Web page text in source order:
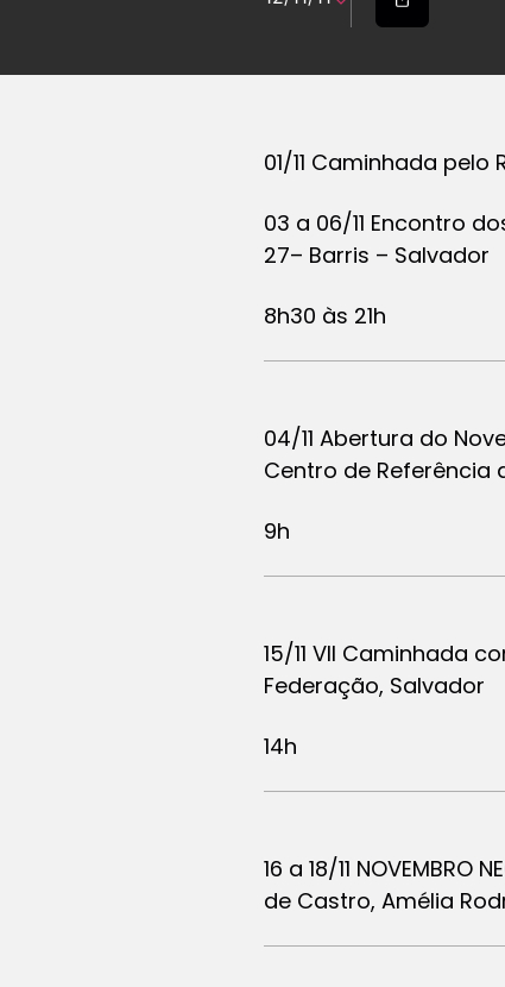
01/11 Caminhada
03 a 06/11 Encontro
27– Barris – Salvador
8h30 às 21h
04/11 Abertura do
Centro de
9h
15/11 VII Caminhada
Federação, Salvador
14h
16 a 18/11
de Castro, Amélia